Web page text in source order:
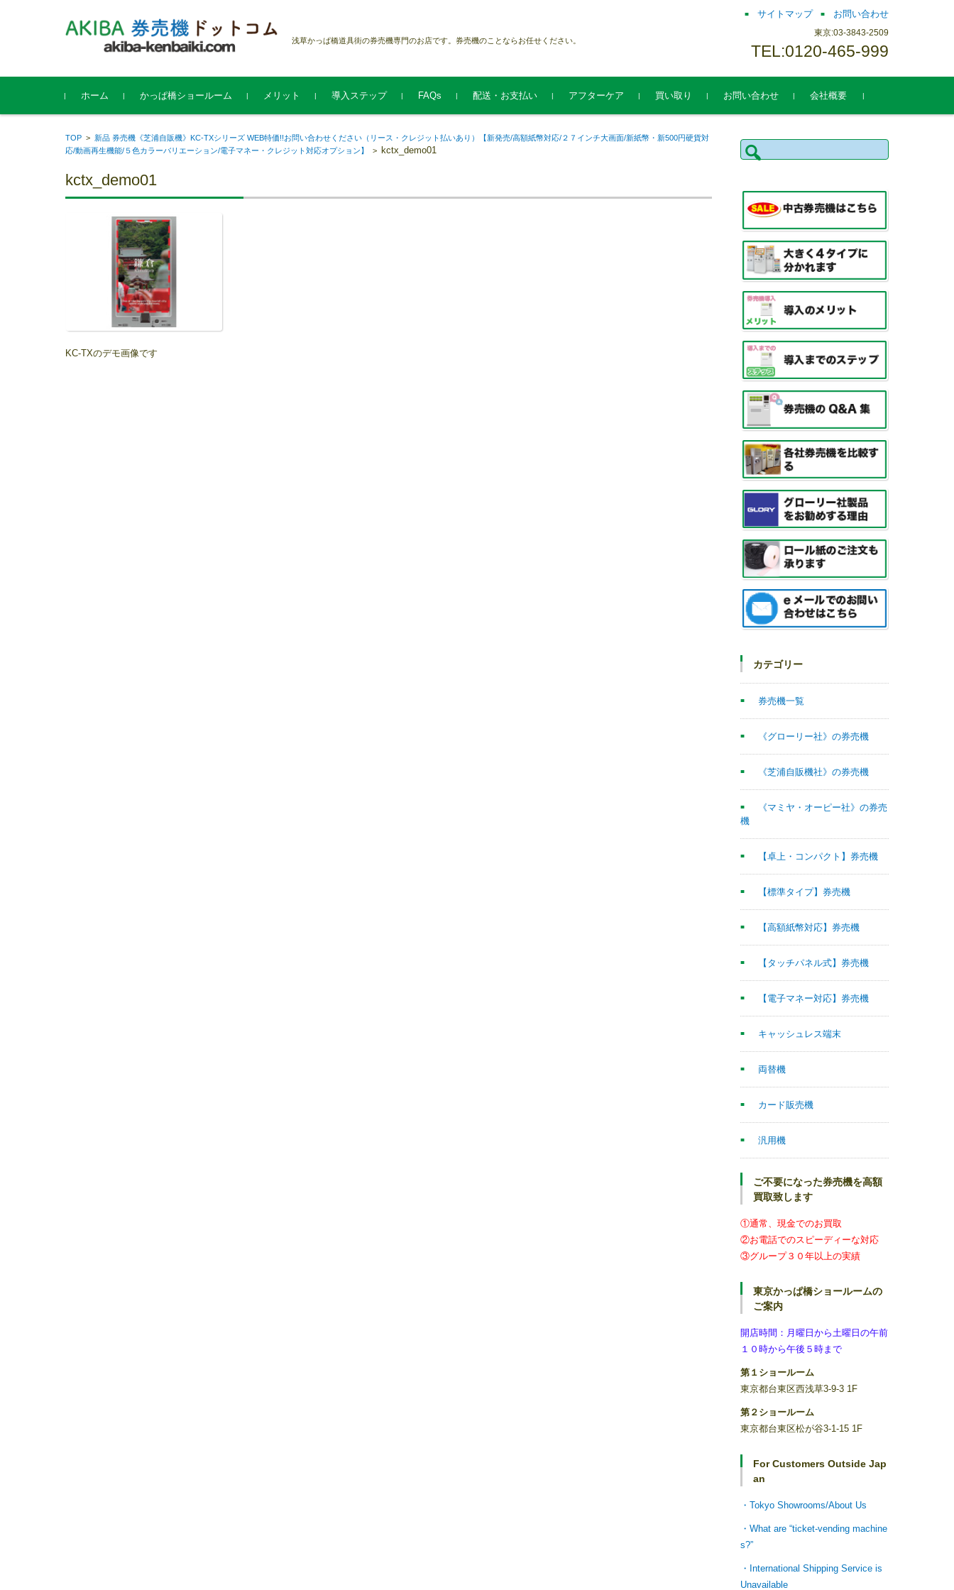
浅草かっぱ橋道具街の券売機専門のお店です。券売機のことならお任せください。
サイトマップ お問い合わせ
東京:03-3843-2509
TEL:0120-465-999
コンテンツに移動
ホーム
かっぱ橋ショールーム メリット 導入ステップ FAQs 配送・お支払い アフターケア 買い取り お問い合わせ 会社概要
TOP > 新品 券売機《芝浦自販機》KC-TXシリーズ WEB特価!!お問い合わせください（リース・クレジット払いあり）【新発売/高額紙幣対応/２７インチ大画面/新紙幣・新500円硬貨対
応/動画再生機能/５色カラーバリエーション/電子マネー・クレジット対応オプション】
> kctx_demo01
kctx_demo01
KC-TXのデモ画像です
検
索:
カテゴリー
券売機一覧
《グローリー社》の券売機
《芝浦自販機社》の券売機
《マミヤ・オーピー社》の券売
機
【卓上・コンパクト】券売機
【標準タイプ】券売機
【高額紙幣対応】券売機
【タッチパネル式】券売機
【電子マネー対応】券売機
キャッシュレス端末
両替機
カード販売機
汎用機
ご不要になった券売機を高額
買取致します
①通常、現金でのお買取
②お電話でのスピーディーな対応
③グループ３０年以上の実績
東京かっぱ橋ショールームの
ご案内
開店時間：月曜日から土曜日の午前
１０時から午後５時まで
第１ショールーム
東京都台東区西浅草3-9-3 1F
第２ショールーム
東京都台東区松が谷3-1-15 1F
For Customers Outside Jap
an
・Tokyo Showrooms/About Us
・What are “ticket-vending machine
s?”
・International Shipping Service is
Unavailable